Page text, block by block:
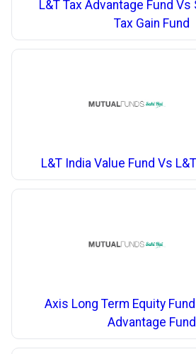
L&T Tax Advantage Fund Vs
Tax Gain Fund
L&T India Value Fund Vs
Axis Long Term Equity
Advantage Fund